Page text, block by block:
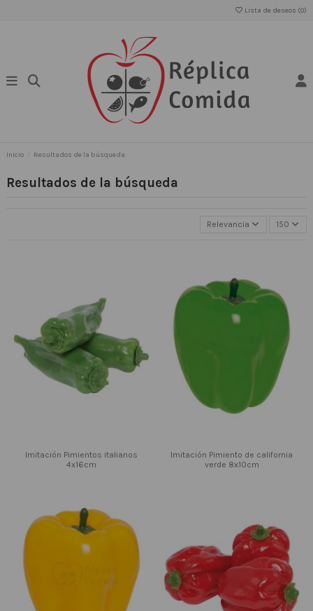
Lista de deseos (0)
Inicio Resultados de la búsqueda
Resultados de la búsqueda
Relevancia 150
Imitación Pimientos italianos
4x16cm
Imitación Pimiento de california
verde 8x10cm